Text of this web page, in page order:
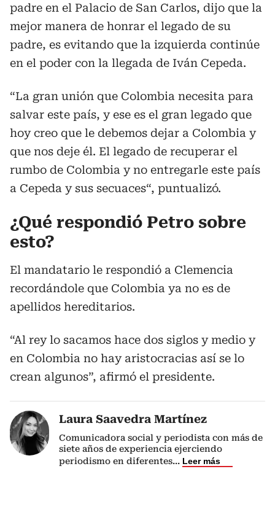
padre en el Palacio de San Carlos, dijo que la
mejor manera de honrar el legado de su
padre, es evitando que la izquierda continúe
en el poder con la llegada de Iván Cepeda.
“La gran unión que Colombia necesita para
salvar este país, y ese es el gran legado que
hoy creo que le debemos dejar a Colombia y
que nos deje él. El legado de recuperar el
rumbo de Colombia y no entregarle este país
a Cepeda y sus secuaces“, puntualizó.
¿Qué respondió Petro sobre
esto?
El mandatario le respondió a Clemencia
recordándole que Colombia ya no es de
apellidos hereditarios.
“Al rey lo sacamos hace dos siglos y medio y
en Colombia no hay aristocracias así se lo
crean algunos”, afirmó el presidente.
Laura Saavedra Martínez
Comunicadora social y periodista con más de
siete años de experiencia ejerciendo
periodismo en diferentes... Leer más